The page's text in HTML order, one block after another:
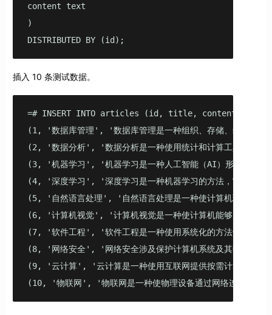
content text
)
DISTRIBUTED BY (id);
插入 10 条测试数据。
=# INSERT INTO articles (id, title, content)
(1, '数据库管理', '数据库管理是一种组织、存储、维护和提
(2, '数据分析', '数据分析是一种使用统计和计算工具从原始
(3, '机器学习', '机器学习是一种人工智能（AI）形式，它允
(4, '深度学习', '深度学习是一种机器学习的方法，它依赖于
(5, '自然语言处理', '自然语言处理是一种使计算机理解、解
(6, '计算机视觉', '计算机视觉是一种使计算机能够从图像或
(7, '软件工程', '软件工程是一种使用系统化的方法设计、开
(8, '网络安全', '网络安全涉及保护计算机系统及其数据，防
(9, '云计算', '云计算是一种使用互联网提供按需计算资源和
(10, '物联网', '物联网是一种使物理设备通过网络连接并交